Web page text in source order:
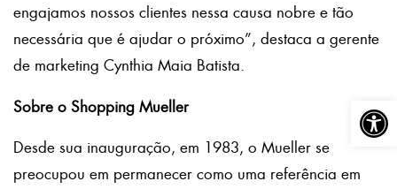
Abrir
engajamos nossos clientes nessa causa nobre e tão
necessária que é ajudar o próximo”, destaca a gerente
de marketing Cynthia Maia Batista.
Sobre o Shopping Mueller
Desde sua inauguração, em 1983, o Mueller se
preocupou em permanecer como uma referência em